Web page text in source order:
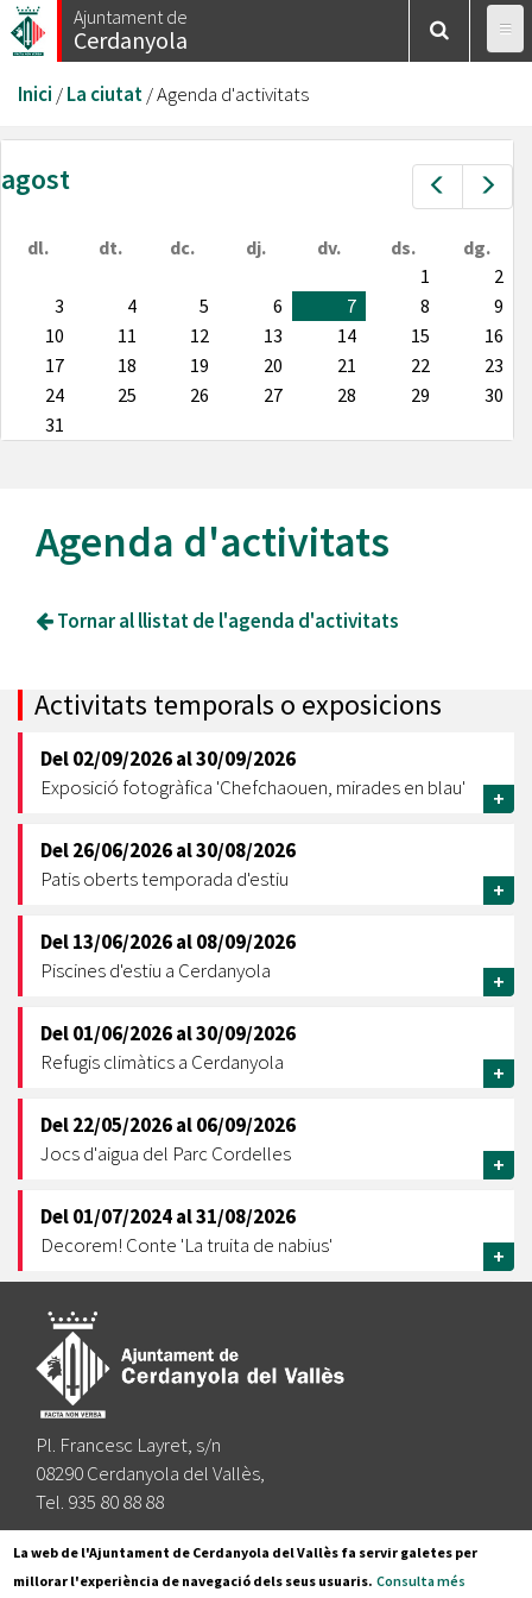
Vés
al
Ajuntament de
Cerdanyola
Esteu
aquí
Inici /La ciutat/Agenda d'activitats
Prev
agost
dl. dt. dc. dj. dv. ds.
dg.
1
2
3
4 5 6 7 8
9
10
11 12 13 14 15
16
17
18 19 20 21 22
23
24
25 26 27 28 29
30
31
Agenda d'activitats
Tornar al llistat de l'agenda d'activitats
Activitats temporals o exposicions
Del02/09/2026al30/09/2026
Exposició fotogràfica 'Chefchaouen, mirades en blau'
+
Del26/06/2026al30/08/2026
Patis oberts temporada d'estiu
+
Del13/06/2026al08/09/2026
Piscines d'estiu a Cerdanyola
+
Del01/06/2026al30/09/2026
Refugis climàtics a Cerdanyola
+
Del22/05/2026al06/09/2026
Jocs d'aigua del Parc Cordelles
+
Del01/07/2024al31/08/2026
Decorem! Conte 'La truita de nabius'
+
Pl. Francesc Layret, s/n
08290 Cerdanyola del Vallès,
Tel. 935 80 88 88
Segueix-nos a:
La web de l'Ajuntament de Cerdanyola del Vallès fa servir galetes per
millorar l'experiència de navegació dels seus usuaris. Consulta més